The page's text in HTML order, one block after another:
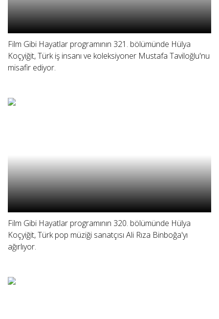
Film Gibi Hayatlar programının 321. bölümünde Hülya
Koçyiğit, Türk iş insanı ve koleksiyoner Mustafa Taviloğlu'nu
misafir ediyor.
Film Gibi Hayatlar programının 320. bölümünde Hülya
Koçyiğit, Türk pop müziği sanatçısı Ali Rıza Binboğa'yı
ağırlıyor.